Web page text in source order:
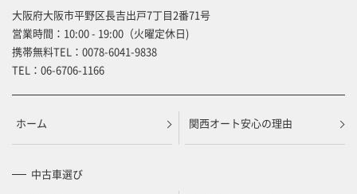
大阪府大阪市平野区長吉出戸7丁目2番71号
営業時間：10:00 - 19:00（火曜定休日)
携帯無料TEL： 0078-6041-9838
TEL： 06-6706-1166
ホーム 関西オート安心の理由
中古車選び